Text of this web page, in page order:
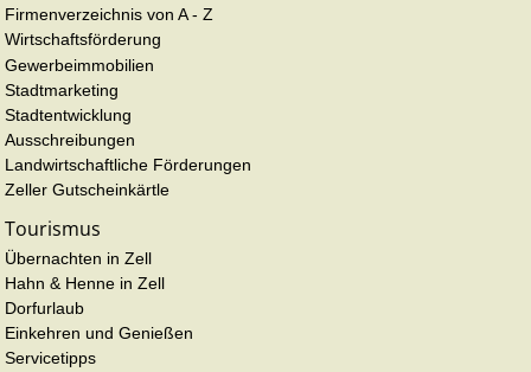
Firmenverzeichnis von A - Z
Wirtschaftsförderung
Gewerbeimmobilien
Stadtmarketing
Stadtentwicklung
Ausschreibungen
Landwirtschaftliche Förderungen
Zeller Gutscheinkärtle
Tourismus
Übernachten in Zell
Hahn & Henne in Zell
Dorfurlaub
Einkehren und Genießen
Servicetipps